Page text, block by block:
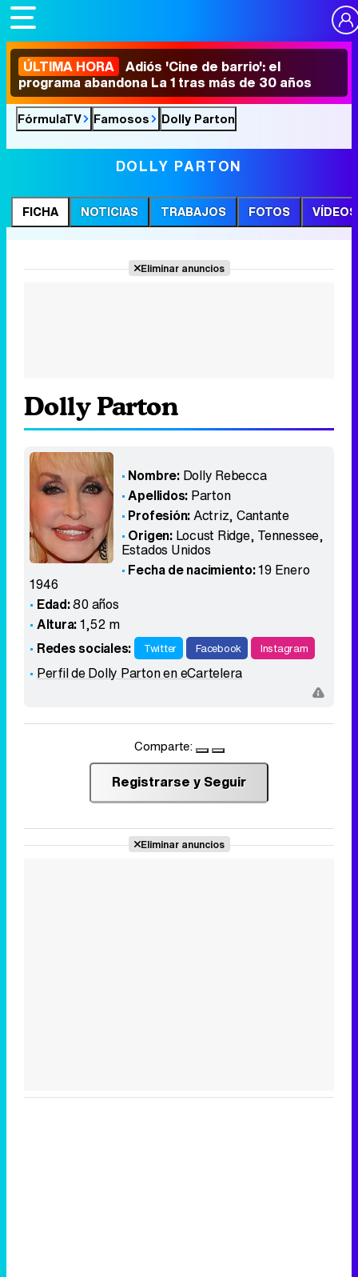
ÚLTIMA HORA Adiós 'Cine de barrio': el
programa abandona La 1 tras más de 30 años
FórmulaTV Famosos Dolly Parton
DOLLY PARTON
FICHA NOTICIAS TRABAJOS FOTOS VÍDEOS
Eliminar anuncios
Dolly Parton
Nombre: Dolly Rebecca
Apellidos: Parton
Profesión:Actriz, Cantante
Origen: Locust Ridge, Tennessee,
Estados Unidos
Fecha de nacimiento:19 Enero
1946
Edad:80 años
Altura:1,52 m
Redes sociales:
Twitter Facebook Instagram
Perfil de Dolly Parton en eCartelera
Comparte:
Registrarse y Seguir
Eliminar anuncios